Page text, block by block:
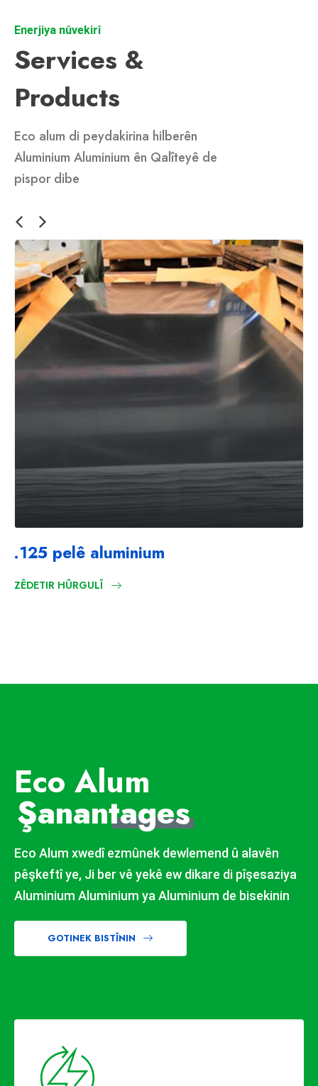
Enerjiya nûvekirî
Services &
Products
Eco alum di peydakirina hilberên
Aluminium Aluminium ên Qalîteyê de
pispor dibe
.125 pelê aluminium
ZÊDETIR HÛRGULÎ
Eco Alum
Şanantages
Eco Alum xwedî ezmûnek dewlemend û alavên
pêşkeftî ye, Ji ber vê yekê ew dikare di pîşesaziya
Aluminium Aluminium ya Aluminium de bisekinin
GOTINEK BISTÎNIN